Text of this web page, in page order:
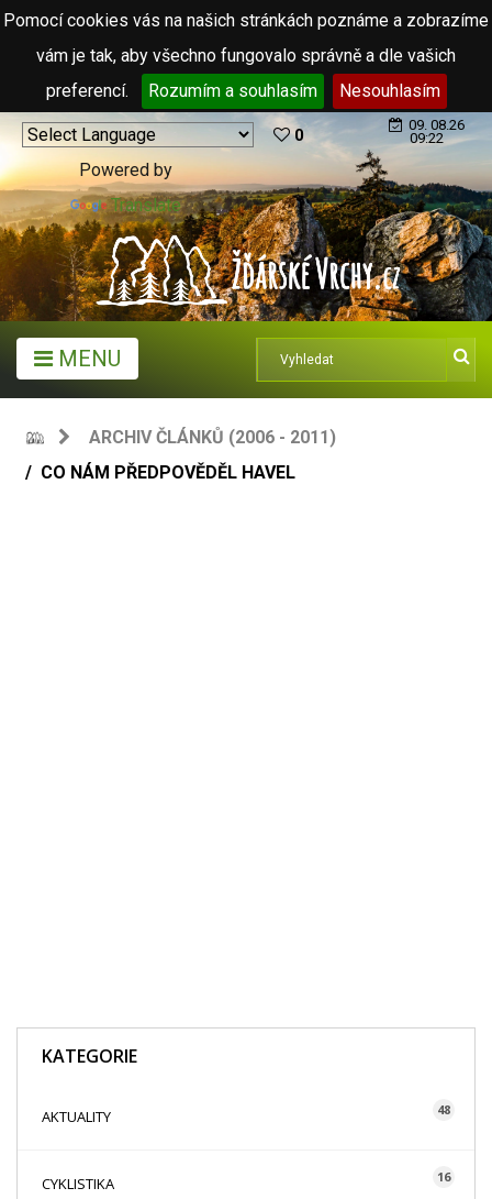
Pomocí cookies vás na našich stránkách poznáme a zobrazíme
vám je tak, aby všechno fungovalo správně a dle vašich
preferencí.
Rozumím a souhlasím Nesouhlasím
Powered by
Translate
0
09. 08.26
09:22
MENU
ARCHIV ČLÁNKŮ (2006 - 2011)
CO NÁM PŘEDPOVĚDĚL HAVEL
KATEGORIE
AKTUALITY 48
CYKLISTIKA 16